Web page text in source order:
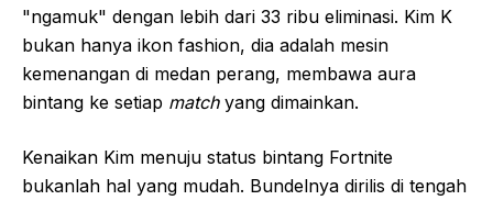
"ngamuk" dengan lebih dari 33 ribu eliminasi. Kim K
bukan hanya ikon fashion, dia adalah mesin
kemenangan di medan perang, membawa aura
bintang ke setiap matchyang dimainkan.
Kenaikan Kim menuju status bintang Fortnite
bukanlah hal yang mudah. Bundelnya dirilis di tengah